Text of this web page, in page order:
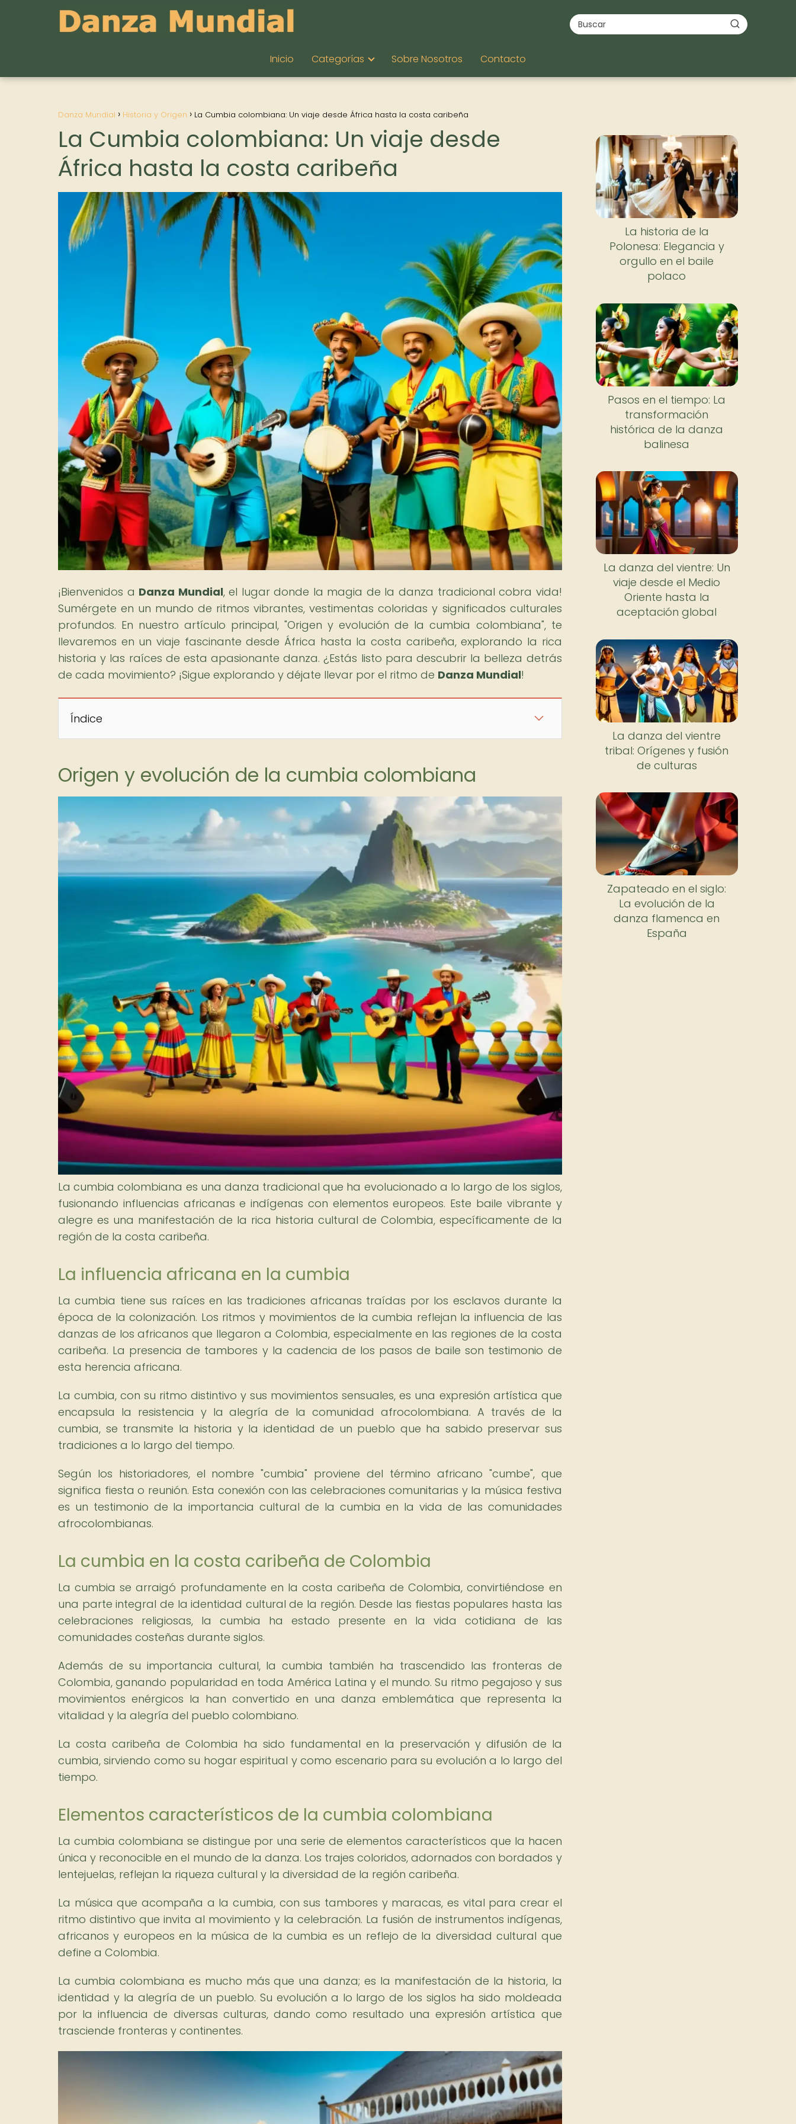
Inicio Categorías Sobre Nosotros Contacto
Danza Mundial Historia y Origen La Cumbia colombiana: Un viaje desde África hasta la costa caribeña
La Cumbia colombiana: Un viaje desde
África hasta la costa caribeña
¡Bienvenidos a Danza Mundial, el lugar donde la magia de la danza tradicional cobra vida!
Sumérgete en un mundo de ritmos vibrantes, vestimentas coloridas y significados culturales
profundos. En nuestro artículo principal, "Origen y evolución de la cumbia colombiana", te
llevaremos en un viaje fascinante desde África hasta la costa caribeña, explorando la rica
historia y las raíces de esta apasionante danza. ¿Estás listo para descubrir la belleza detrás
de cada movimiento? ¡Sigue explorando y déjate llevar por el ritmo de Danza Mundial!
Índice
Origen y evolución de la cumbia colombiana
La cumbia colombiana es una danza tradicional que ha evolucionado a lo largo de los siglos,
fusionando influencias africanas e indígenas con elementos europeos. Este baile vibrante y
alegre es una manifestación de la rica historia cultural de Colombia, específicamente de la
región de la costa caribeña.
La influencia africana en la cumbia
La cumbia tiene sus raíces en las tradiciones africanas traídas por los esclavos durante la
época de la colonización. Los ritmos y movimientos de la cumbia reflejan la influencia de las
danzas de los africanos que llegaron a Colombia, especialmente en las regiones de la costa
caribeña. La presencia de tambores y la cadencia de los pasos de baile son testimonio de
esta herencia africana.
La cumbia, con su ritmo distintivo y sus movimientos sensuales, es una expresión artística que
encapsula la resistencia y la alegría de la comunidad afrocolombiana. A través de la
cumbia, se transmite la historia y la identidad de un pueblo que ha sabido preservar sus
tradiciones a lo largo del tiempo.
Según los historiadores, el nombre "cumbia" proviene del término africano "cumbe", que
significa fiesta o reunión. Esta conexión con las celebraciones comunitarias y la música festiva
es un testimonio de la importancia cultural de la cumbia en la vida de las comunidades
afrocolombianas.
La cumbia en la costa caribeña de Colombia
La cumbia se arraigó profundamente en la costa caribeña de Colombia, convirtiéndose en
una parte integral de la identidad cultural de la región. Desde las fiestas populares hasta las
celebraciones religiosas, la cumbia ha estado presente en la vida cotidiana de las
comunidades costeñas durante siglos.
Además de su importancia cultural, la cumbia también ha trascendido las fronteras de
Colombia, ganando popularidad en toda América Latina y el mundo. Su ritmo pegajoso y sus
movimientos enérgicos la han convertido en una danza emblemática que representa la
vitalidad y la alegría del pueblo colombiano.
La costa caribeña de Colombia ha sido fundamental en la preservación y difusión de la
cumbia, sirviendo como su hogar espiritual y como escenario para su evolución a lo largo del
tiempo.
Elementos característicos de la cumbia colombiana
La cumbia colombiana se distingue por una serie de elementos característicos que la hacen
única y reconocible en el mundo de la danza. Los trajes coloridos, adornados con bordados y
lentejuelas, reflejan la riqueza cultural y la diversidad de la región caribeña.
La música que acompaña a la cumbia, con sus tambores y maracas, es vital para crear el
ritmo distintivo que invita al movimiento y la celebración. La fusión de instrumentos indígenas,
africanos y europeos en la música de la cumbia es un reflejo de la diversidad cultural que
define a Colombia.
La cumbia colombiana es mucho más que una danza; es la manifestación de la historia, la
identidad y la alegría de un pueblo. Su evolución a lo largo de los siglos ha sido moldeada
por la influencia de diversas culturas, dando como resultado una expresión artística que
trasciende fronteras y continentes.
La historia de la
Polonesa: Elegancia y
orgullo en el baile
polaco
Pasos en el tiempo: La
transformación
histórica de la danza
balinesa
La danza del vientre: Un
viaje desde el Medio
Oriente hasta la
aceptación global
La danza del vientre
tribal: Orígenes y fusión
de culturas
Zapateado en el siglo:
La evolución de la
danza flamenca en
España